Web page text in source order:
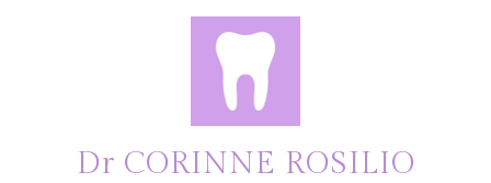
Dr CORINNE ROSILIO